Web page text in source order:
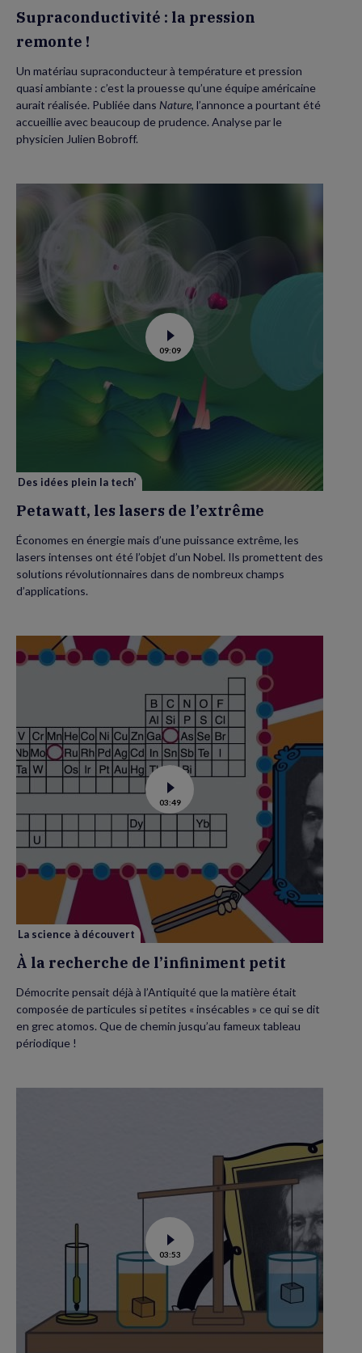
Supraconductivité : la pression
remonte !
Un matériau supraconducteur à température et pression
quasi ambiante : c’est la prouesse qu’une équipe américaine
aurait réalisée. Publiée dans Nature, l’annonce a pourtant été
accueillie avec beaucoup de prudence. Analyse par le
physicien Julien Bobroff.
Voir
la
vidéo
Petawatt,
les
lasers
de
l’extrême
09:09
Des idées plein la tech’
Petawatt, les lasers de l’extrême
Économes en énergie mais d’une puissance extrême, les
lasers intenses ont été l’objet d’un Nobel. Ils promettent des
solutions révolutionnaires dans de nombreux champs
d’applications.
Voir
la
vidéo
À
la
de
l’infiniment
03:49
La science à découvert
À la recherche de l’infiniment petit
Démocrite pensait déjà à l’Antiquité que la matière était
composée de particules si petites « insécables » ce qui se dit
en grec atomos. Que de chemin jusqu’au fameux tableau
périodique !
Voir
la
vidéo
Ça
coule,
ça
03:53